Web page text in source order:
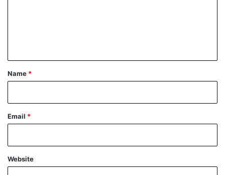
*
Name *
Email *
Website